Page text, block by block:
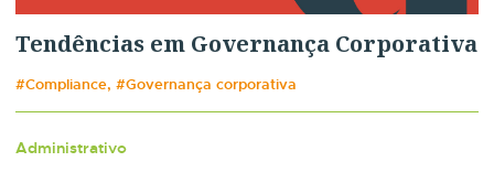
Tendências em Governança Corporativa
#Compliance, #Governança corporativa
Administrativo